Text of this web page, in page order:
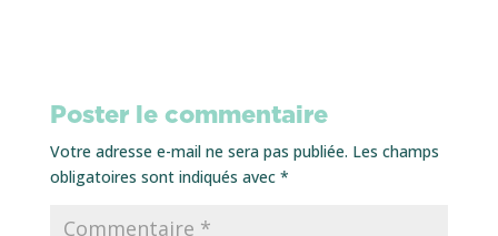
Poster le commentaire
Votre adresse e-mail ne sera pas publiée. Les champs
obligatoires sont indiqués avec *